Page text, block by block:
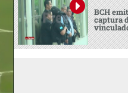
BCH
captura